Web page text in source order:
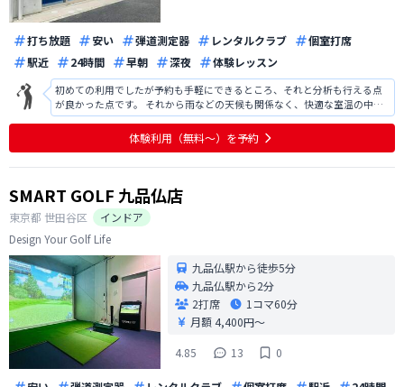
打ち放題 安い 弾道測定器 レンタルクラブ
個室打席
駅近
24時間 早朝 深夜 体験レッスン
初めての利用でしたが予約も手軽にできるところ、それと分析も行える点
が良かった点です。 それから雨などの天候も関係なく、快適な室温の中で
プレイできるところも魅力に感じます。 一方で、センサーの感度が部屋に
より違う点が気になる点です。 何度もスタンスをし直さないといけないこ
とがありました。 それがなくな
体験利用（無料〜）を予約
SMART GOLF 九品仏店
東京都 世田谷区
インドア
Design Your Golf Life
九品仏駅から徒歩5分
九品仏駅から2分
2打席
1コマ60分
月額 4,400円〜
4.85
13 0